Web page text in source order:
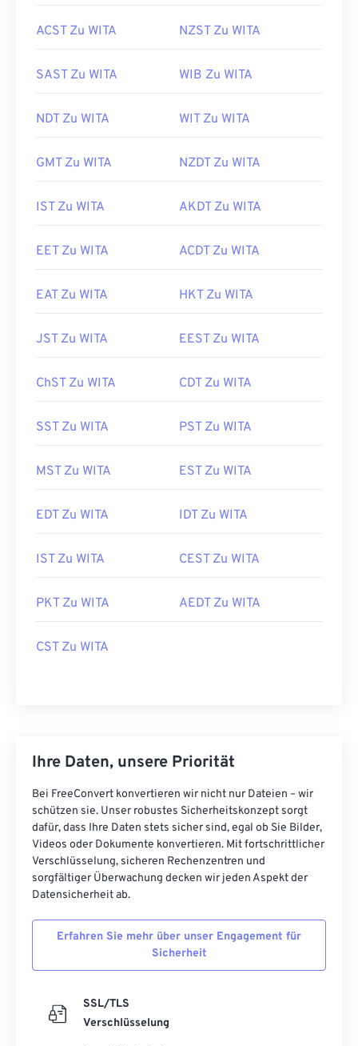
ACST Zu WITA NZST Zu WITA
SAST Zu WITA WIB Zu WITA
NDT Zu WITA WIT Zu WITA
GMT Zu WITA NZDT Zu WITA
IST Zu WITA AKDT Zu WITA
EET Zu WITA ACDT Zu WITA
EAT Zu WITA HKT Zu WITA
JST Zu WITA EEST Zu WITA
ChST Zu WITA CDT Zu WITA
SST Zu WITA PST Zu WITA
MST Zu WITA EST Zu WITA
EDT Zu WITA IDT Zu WITA
IST Zu WITA CEST Zu WITA
PKT Zu WITA AEDT Zu WITA
CST Zu WITA
Ihre Daten, unsere Priorität
Bei FreeConvert konvertieren wir nicht nur Dateien – wir
schützen sie. Unser robustes Sicherheitskonzept sorgt
dafür, dass Ihre Daten stets sicher sind, egal ob Sie Bilder,
Videos oder Dokumente konvertieren. Mit fortschrittlicher
Verschlüsselung, sicheren Rechenzentren und
sorgfältiger Überwachung decken wir jeden Aspekt der
Datensicherheit ab.
Erfahren Sie mehr über unser Engagement für
Sicherheit
SSL/TLS
Verschlüsselung